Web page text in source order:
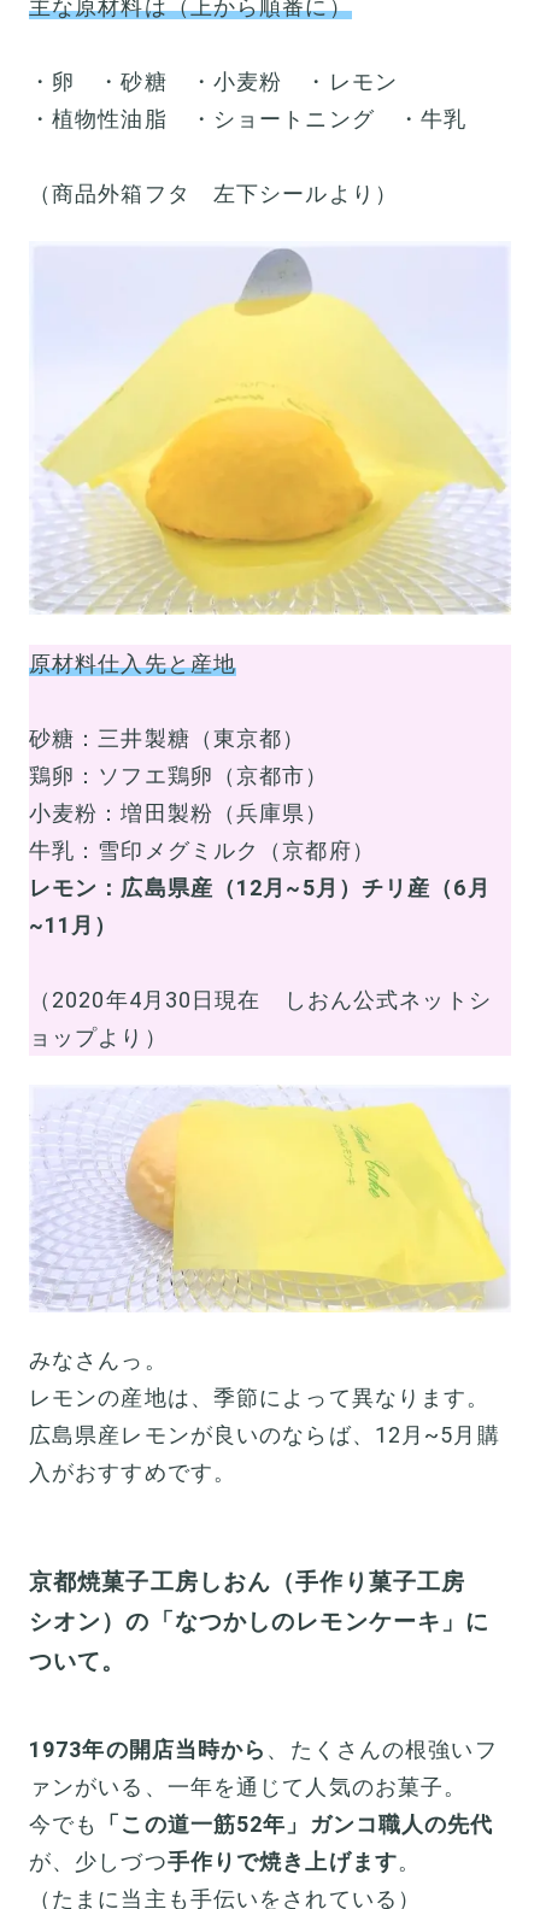
主な原材料は（上から順番に）
・卵 ・砂糖 ・小麦粉 ・レモン
・植物性油脂 ・ショートニング ・牛乳
（商品外箱フタ 左下シールより）
原材料仕入先と産地
砂糖：三井製糖（東京都）
鶏卵：ソフエ鶏卵（京都市）
小麦粉：増田製粉（兵庫県）
牛乳：雪印メグミルク（京都府）
レモン：広島県産（12月~5月）チリ産（6月
~11月）
（2020年4月30日現在 しおん公式ネットシ
ョップより）
みなさんっ。
レモンの産地は、季節によって異なります。
広島県産レモンが良いのならば、12月~5月購
入がおすすめです。
京都焼菓子工房しおん（手作り菓子工房
シオン）の「なつかしのレモンケーキ」に
ついて。
1973年の開店当時から 、たくさんの根強いフ
ァンがいる、一年を通じて人気のお菓子。
今でも
「この道一筋52年」ガンコ職人の先代
が、少しづつ手作りで焼き上げます。
（たまに当主も手伝いをされている）